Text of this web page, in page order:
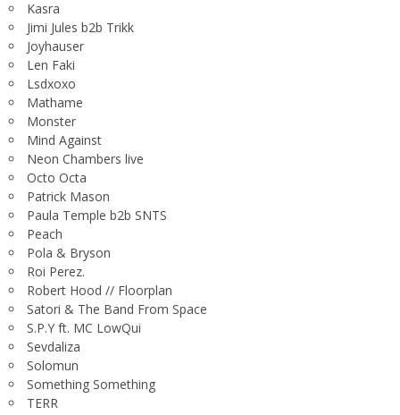
Kasra
Jimi Jules b2b Trikk
Joyhauser
Len Faki
Lsdxoxo
Mathame
Monster
Mind Against
Neon Chambers live
Octo Octa
Patrick Mason
Paula Temple b2b SNTS
Peach
Pola & Bryson
Roi Perez.
Robert Hood // Floorplan
Satori & The Band From Space
S.P.Y ft. MC LowQui
Sevdaliza
Solomun
Something Something
TERR